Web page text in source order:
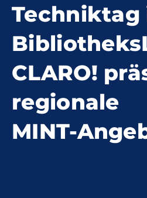
Techniktag
CLARO!
regionale